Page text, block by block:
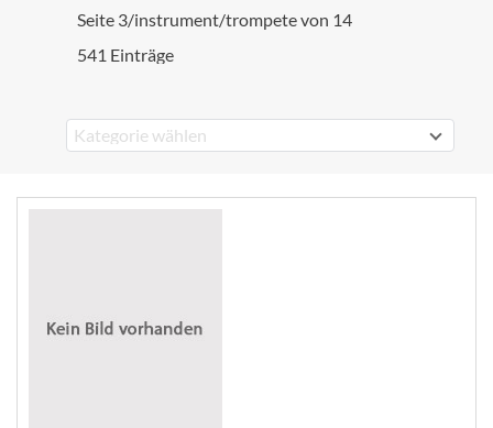
Seite 3/instrument/trompete von 14
541 Einträge
Kategorie wählen